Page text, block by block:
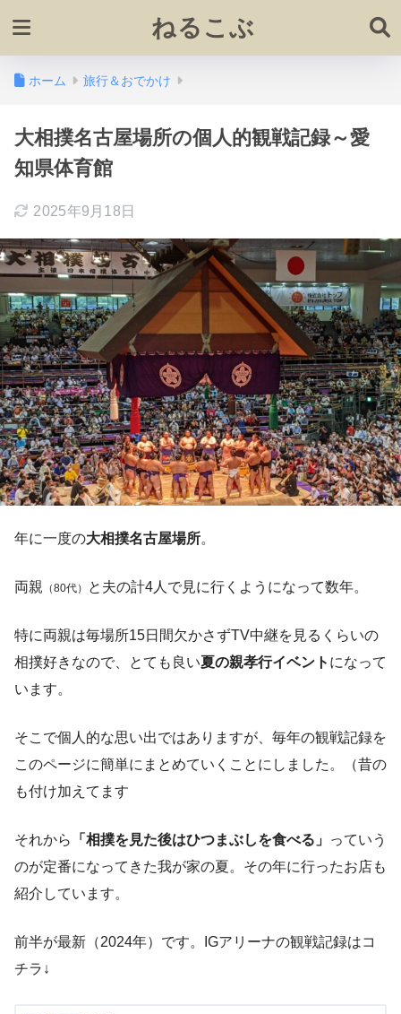
ねるこぶ
ホーム 旅行＆おでかけ
大相撲名古屋場所の個人的観戦記録～愛
知県体育館
2025年9月18日
年に一度の大相撲名古屋場所。
両親 （80代） と夫の計4人で見に行くようになって数年。
特に両親は毎場所15日間欠かさずTV中継を見るくらいの
相撲好きなので、とても良い夏の親孝行イベント になって
います。
そこで個人的な思い出ではありますが、毎年の観戦記録を
このページに簡単にまとめていくことにしました。（昔の
も付け加えてます
それから 「相撲を見た後はひつまぶしを食べる」 っていう
のが定番になってきた我が家の夏。その年に行ったお店も
紹介しています。
前半が最新（2024年）です。IGアリーナの観戦記録はコ
チラ↓